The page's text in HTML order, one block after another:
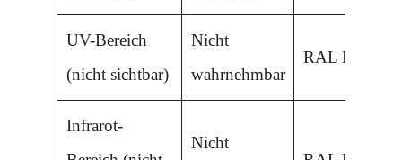
UV-Bereich
(nicht sichtbar)
Nicht
wahrnehmbar
RAL Effect
Infrarot-
Nicht